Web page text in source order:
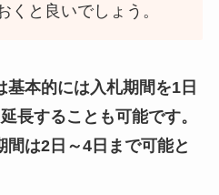
くと良いでしょう。
基本的には入札期間を1日
長することも可能です。
は2日～4日まで可能と